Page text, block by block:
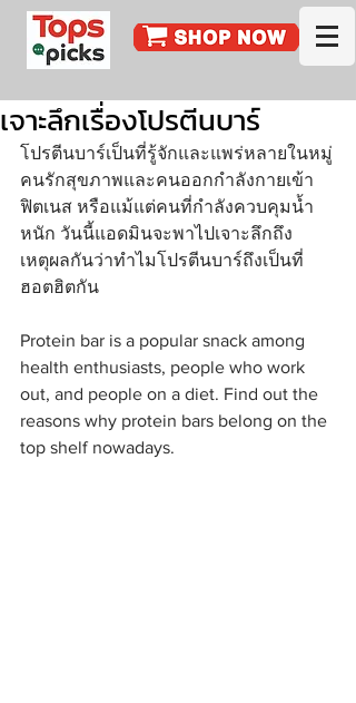
เจาะลึกเรื่องโปรตีนบาร์
โปรตีนบาร์เป็นที่รู้จักและแพร่หลายในหมู่
คนรักสุขภาพและคนออกกำลังกายเข้า
ฟิตเนส หรือแม้แต่คนที่กำลังควบคุมน้ำ
หนัก วันนี้แอดมินจะพาไปเจาะลึกถึง
เหตุผลกันว่าทำไมโปรตีนบาร์ถึงเป็นที่
ฮอตฮิตกัน
Protein bar is a popular snack among
health enthusiasts, people who work
out, and people on a diet. Find out the
reasons why protein bars belong on the
top shelf nowadays.